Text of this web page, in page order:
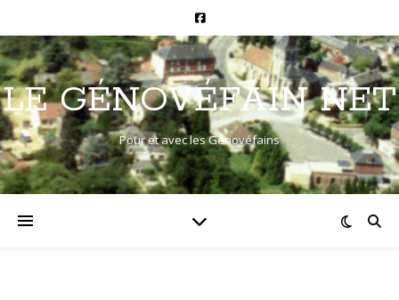
LE GÉNOVÉFAIN NET
Pour et avec les Génovéfains